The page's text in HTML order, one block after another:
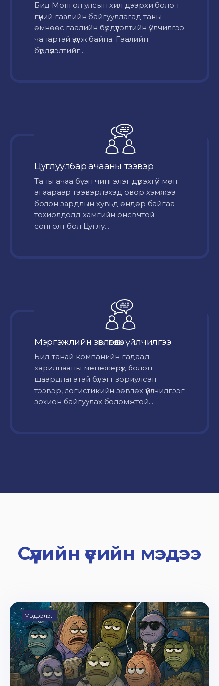
Бид Монгол улсын хил дээрхи болон
гүний гаалийн байгууллагад таны
өмнөөс гаалийн бүрдүүлэлтийн үйлчилгээ
чанартай үзүүлж байна. Гаалийн
бүрдүүлэлтийг...
Цуглуулбар ачааны тээвэр
Таны ачаа бүтэн чингэлэг дүүрэхгүй мөн
агаараар тээвэрлэхэд овор хэмжээ
болон зардлын хувьд өндөр байгаа
тохиолдолд хамгийн оновчтой
сонголт бол Цуглу...
Мэргэжлийн зөвлөгөө өгөх үйлчилгээ
Бид танай компанийн гадаад
харилцааны менежерүүд болон
шаардлагатай бүлэгт зориулсан
тээвэр, логистикийн зөвлөх үйлчилгээг
зохион байгуулах боломжтой...
Сүүлийн үеийн мэдээ
Мэдээлэл